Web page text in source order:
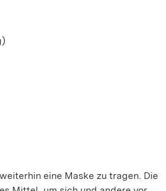
eine Maske zu tragen. Die